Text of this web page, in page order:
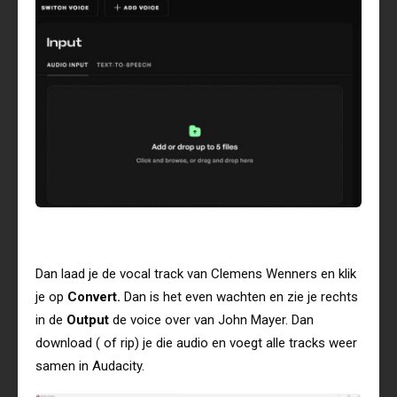
Dan laad je de vocal track van Clemens Wenners en klik
je op Convert. Dan is het even wachten en zie je rechts
in de Output de voice over van John Mayer. Dan
download ( of rip) je die audio en voegt alle tracks weer
samen in Audacity.